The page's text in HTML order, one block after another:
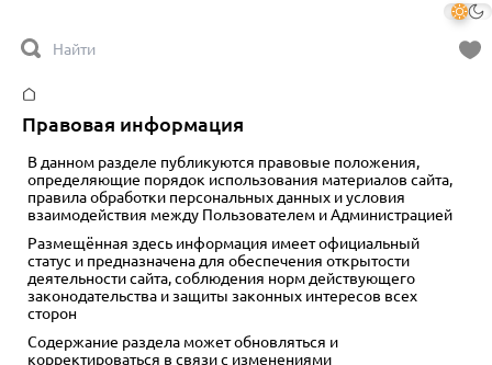
Правовая информация
В данном разделе публикуются правовые положения,
определяющие порядок использования материалов сайта,
правила обработки персональных данных и условия
взаимодействия между Пользователем и Администрацией
Размещённая здесь информация имеет официальный
статус и предназначена для обеспечения открытости
деятельности сайта, соблюдения норм действующего
законодательства и защиты законных интересов всех
сторон
Содержание раздела может обновляться и
корректироваться в связи с изменениями